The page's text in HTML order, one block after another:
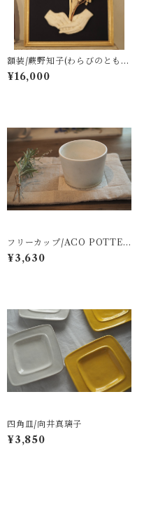
額装/蕨野知子(わらびのとも
こ)
¥16,000
フリーカップ/ACO POTTER
Y
¥3,630
四角皿/向井真璃子
¥3,850